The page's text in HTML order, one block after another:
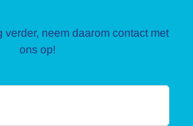
neem daarom contact met
ons op!